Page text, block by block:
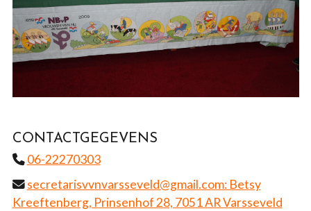
CONTACTGEGEVENS
06-22270303
secretarisvvnvarsseveld@gmail.com: Betsy
Kreeftenberg, Prinsenhof 28, 7051 AR Varsseveld